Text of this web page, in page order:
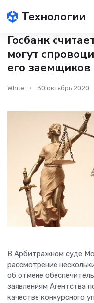
Технологии
Госбанк
могут
его заемщиков
White 30 октябрь 2020
В Арбитражном суде
рассмотрение
об отмене
заявлениям Агентства
качестве конкурсного